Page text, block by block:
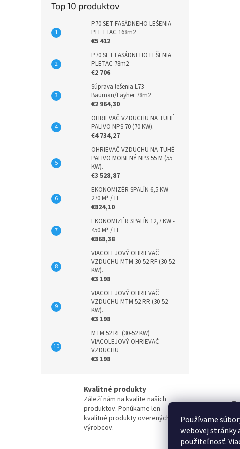
Používame
webovej stránky
použiteľnosť.
Top 10 produktov
P70 SET FASÁDNEHO LEŠENIA
PLETTAC 168m2
€5 412
P70 SET FASÁDNEHO LEŠENIA
PLETAC 78m2
€2 706
Súprava lešenia L73
Bauman/Layher 78m2
€2 964,30
OHRIEVAČ VZDUCHU NA TUHÉ
PALIVO NPS 70 (70 KW).
€4 734,27
OHRIEVAČ VZDUCHU NA TUHÉ
PALIVO MOBILNÝ NPS 55 M (55
KW).
€3 528,87
EKONOMIZÉR SPALÍN 6,5 KW -
270 M³ / H
€824,10
EKONOMIZÉR SPALÍN 12,7 KW -
450 M³ / H
€868,38
VIACOLEJOVÝ OHRIEVAČ
VZDUCHU MTM 30-52 RF (30-52
KW).
€3 198
VIACOLEJOVÝ OHRIEVAČ
VZDUCHU MTM 52 RR (30-52
KW).
€3 198
MTM 52 RL (30-52 KW)
VIACOLEJOVÝ OHRIEVAČ
VZDUCHU
€3 198
Kvalitné produkty
Záleží nám na kvalite našich
produktov. Ponúkame len
kvalitné produkty overených
výrobcov.